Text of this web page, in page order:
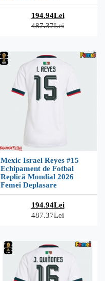
194.94Lei
487.37Lei
Mexic Israel Reyes #15
Echipament de Fotbal
Replică Mondial 2026
Femei Deplasare
194.94Lei
487.37Lei